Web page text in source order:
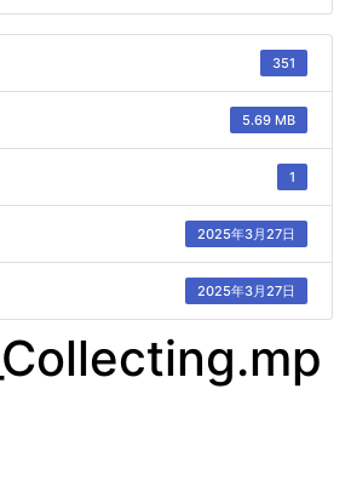
351
5.69 MB
1
2025年3月27日
2025年3月27日